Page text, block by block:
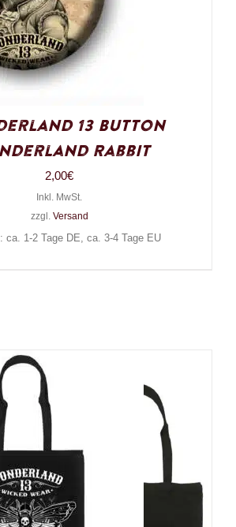
13 Button
Rabbit
2,00€
Inkl. MwSt.
zzgl. Versand
ca. 1-2 Tage DE, ca. 3-4 Tage EU